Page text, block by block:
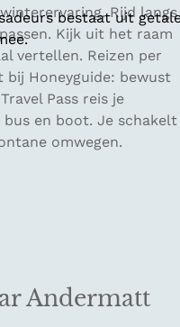
bestaat uitRijd langs
Kijk uit het raam
vertellen. Reizen per
Honeyguide: bewust
Pass reis je
en boot. Je schakelt
omwegen.
Andermatt